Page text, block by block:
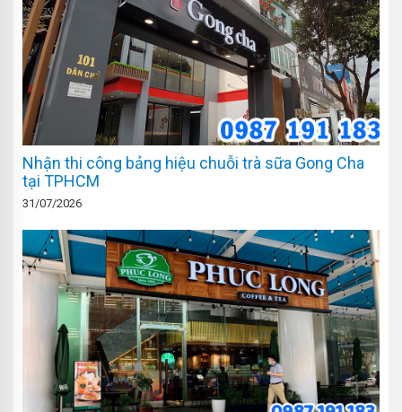
Nhận thi công bảng hiệu chuỗi trà sữa Gong Cha
tại TPHCM
31/07/2026